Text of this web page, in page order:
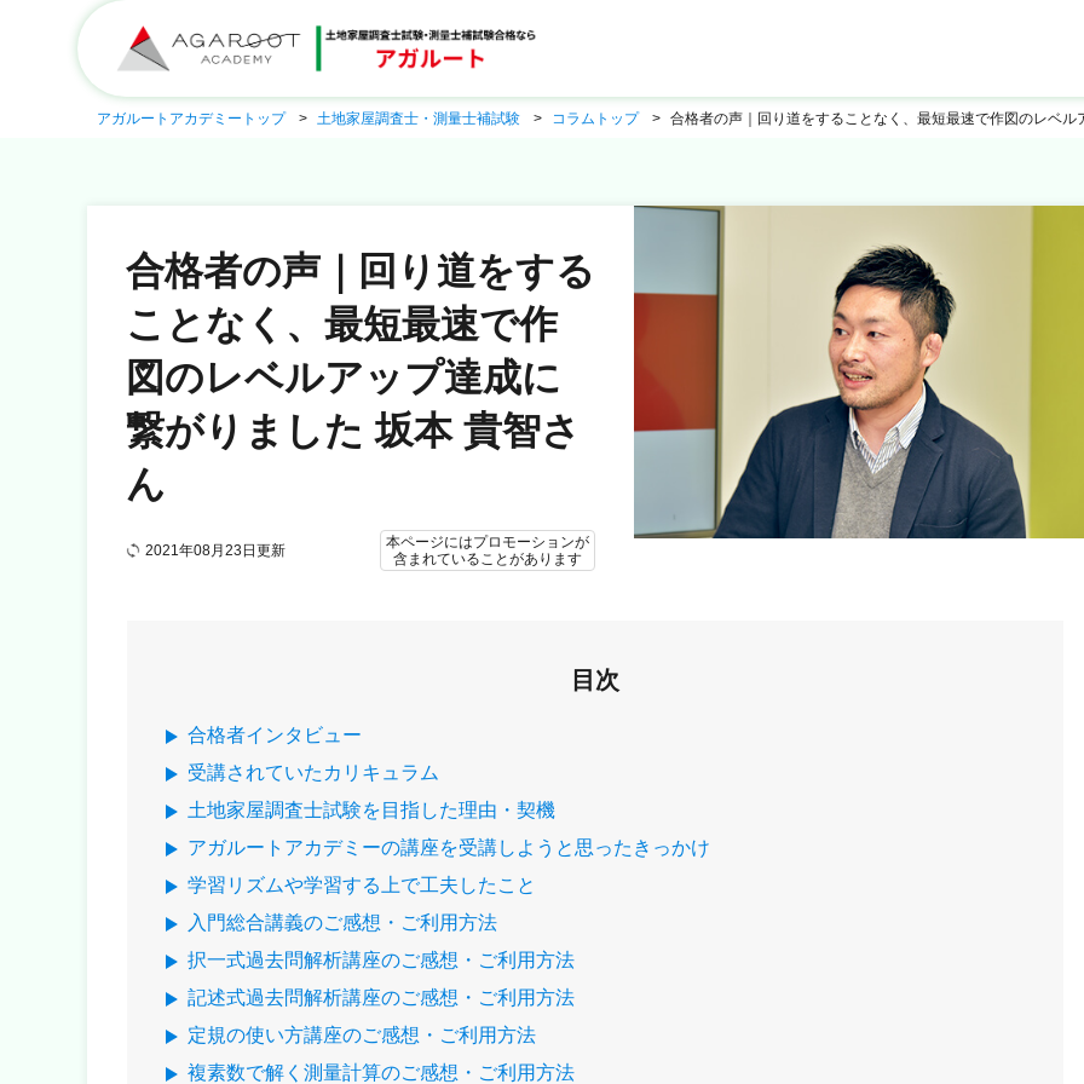
アガルートアカデミートップ 土地家屋調査士・測量士補試験 コラムトップ 合格者の声｜回り道をすることなく、最短最速で作図のレベ
合格者の声｜回り道をする
ことなく、最短最速で作
図のレベルアップ達成に
繋がりました 坂本 貴智さ
ん
2021年08月23日更新
本ページにはプロモーションが
含まれていることがあります
目次
合格者インタビュー
受講されていたカリキュラム
土地家屋調査士試験を目指した理由・契機
アガルートアカデミーの講座を受講しようと思ったきっかけ
学習リズムや学習する上で工夫したこと
入門総合講義のご感想・ご利用方法
択一式過去問解析講座のご感想・ご利用方法
記述式過去問解析講座のご感想・ご利用方法
定規の使い方講座のご感想・ご利用方法
複素数で解く測量計算のご感想・ご利用方法